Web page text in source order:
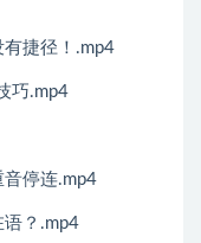
捷径！.mp4
巧.mp4
停连.mp4
？.mp4